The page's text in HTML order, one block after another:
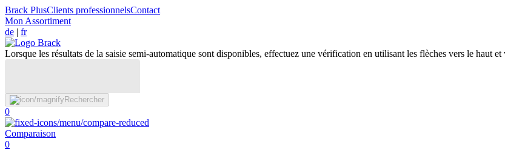
Brack PlusClients professionnelsContact
Mon Assortiment
de | fr
Lorsque les résultats de la saisie semi-automatique sont disponibles, effectuez une vérification en utilisant les flèches vers le haut
Rechercher
0
Comparaison
0